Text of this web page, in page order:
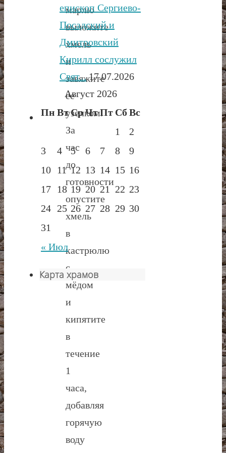
марлю
выложите
хмель
и
завяжите
ее
узелком.
За
час
до
готовности
опустите
хмель
в
кастрюлю
с
мёдом
и
кипятите
в
течение
1
часа,
добавляя
горячую
воду
епископ Сергиево-
Посадский и
Дмитровский
Кирилл сослужил
Свят... 17.07.2026
Август 2026
Пн Вт СрЧтПт СбВс
« Июл
1
2
3
4 5 6 7 8
9
10 11 12 13 14 15 16
17 18 19 20 21 22 23
24 25 26 27 28 29 30
31
Карта храмов